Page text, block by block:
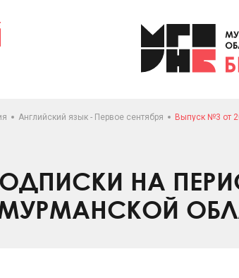
Английский язык - Первое сентября Выпуск №3 от
НА